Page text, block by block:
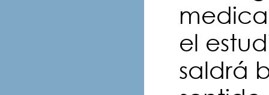
el
saldrá